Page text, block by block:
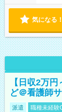
気になる！
【日収2万
ど＠看護師
派遣 職種未経験